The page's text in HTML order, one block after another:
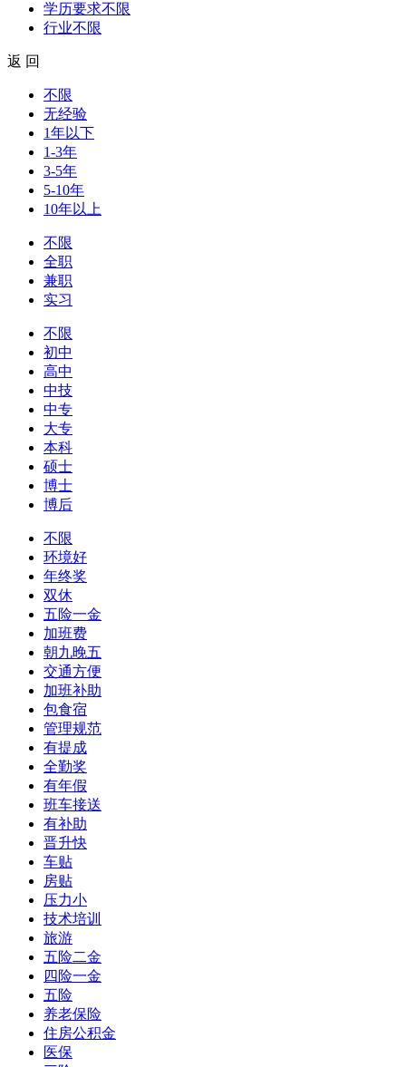
学历要求不限
行业不限
返 回
不限
无经验
1年以下
1-3年
3-5年
5-10年
10年以上
不限
全职
兼职
实习
不限
初中
高中
中技
中专
大专
本科
硕士
博士
博后
不限
环境好
年终奖
双休
五险一金
加班费
朝九晚五
交通方便
加班补助
包食宿
管理规范
有提成
全勤奖
有年假
班车接送
有补助
晋升快
车贴
房贴
压力小
技术培训
旅游
五险二金
四险一金
五险
养老保险
住房公积金
医保